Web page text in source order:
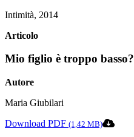
Intimità, 2014
Articolo
Mio figlio è troppo basso?
Autore
Maria Giubilari
Download PDF (1,42 MB)